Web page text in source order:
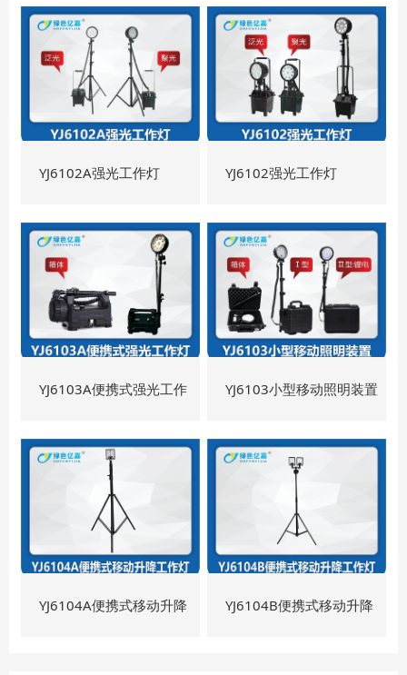
YJ6102A强光工作灯 YJ6102强光工作灯
YJ6103A便携式强光工作
灯
YJ6103小型移动照明装置
YJ6104A便携式移动升降 YJ6104B便携式移动升降